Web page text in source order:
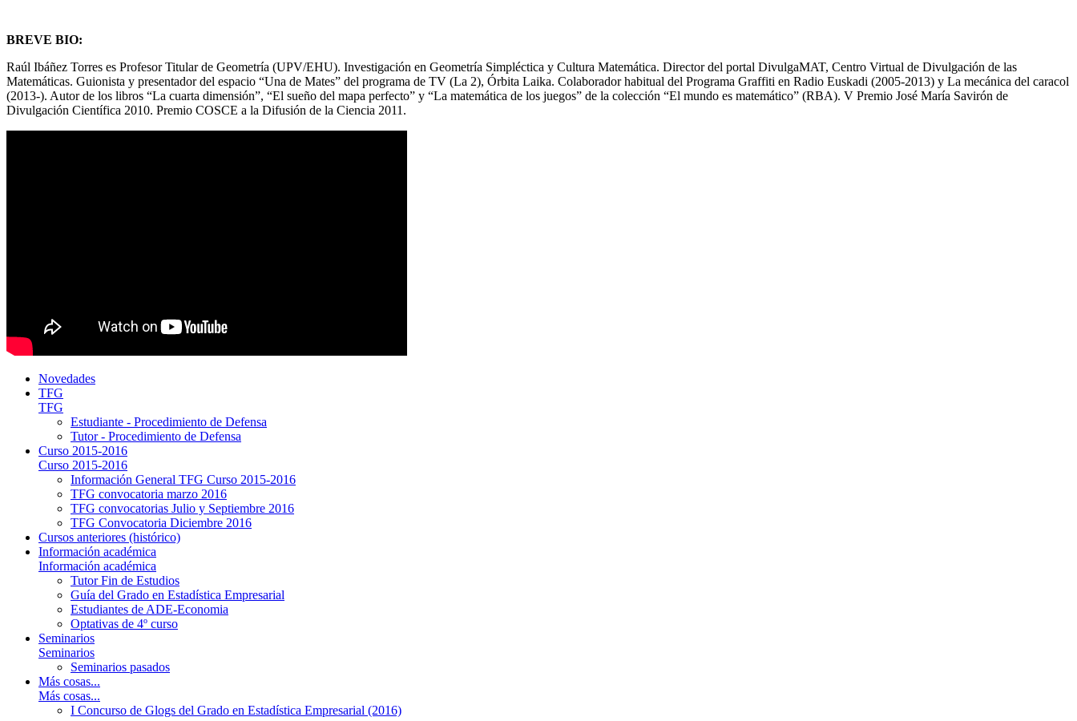
BREVE BIO:
Raúl Ibáñez Torres es Profesor Titular de Geometría (UPV/EHU). Investigación en Geometría Simpléctica y Cultura Matemática. Director del portal DivulgaMAT, Centro Virtual de Divulgación de las
Matemáticas. Guionista y presentador del espacio “Una de Mates” del programa de TV (La 2), Órbita Laika. Colaborador habitual del Programa Graffiti en Radio Euskadi (2005-2013) y La mecánica del caracol
(2013-). Autor de los libros “La cuarta dimensión”, “El sueño del mapa perfecto” y “La matemática de los juegos” de la colección “El mundo es matemático” (RBA). V Premio José María Savirón de
Divulgación Científica 2010. Premio COSCE a la Difusión de la Ciencia 2011.
Novedades
TFG
TFG
Estudiante - Procedimiento de Defensa
Tutor - Procedimiento de Defensa
Curso 2015-2016
Curso 2015-2016
Información General TFG Curso 2015-2016
TFG convocatoria marzo 2016
TFG convocatorias Julio y Septiembre 2016
TFG Convocatoria Diciembre 2016
Cursos anteriores (histórico)
Información académica
Información académica
Tutor Fin de Estudios
Guía del Grado en Estadística Empresarial
Estudiantes de ADE-Economia
Optativas de 4º curso
Seminarios
Seminarios
Seminarios pasados
Más cosas...
Más cosas...
I Concurso de Glogs del Grado en Estadística Empresarial (2016)